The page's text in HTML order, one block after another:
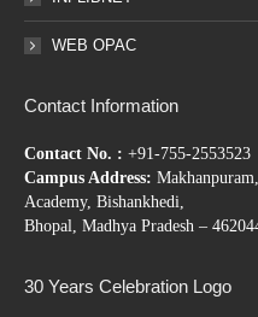
WEB OPAC
Contact Information
Contact No. : +91-755-2553523
Campus Address:
Academy, Bishankhedi,
Bhopal, Madhya Pradesh –
30 Years Celebration Logo